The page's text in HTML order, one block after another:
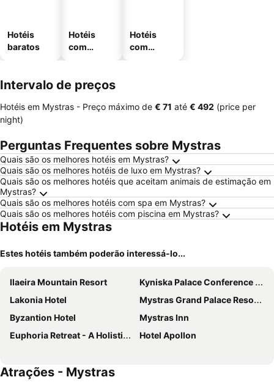
Hotéis
baratos
Hotéis
com
Hotéis
com
Intervalo de preços
Hotéis em Mystras - Preço máximo de ‎€ 71 até ‎€ 492 (price per
night)
Perguntas Frequentes sobre Mystras
Quais são os melhores hotéis em Mystras?
Quais são os melhores hotéis de luxo em Mystras?
Quais são os melhores hotéis que aceitam animais de estimação em
Mystras?
Quais são os melhores hotéis com spa em Mystras?
Quais são os melhores hotéis com piscina em Mystras?
Hotéis em Mystras
Estes hotéis também poderão interessá-lo...
Ilaeira Mountain Resort
Kyniska Palace Conference & Spa
Lakonia Hotel
Mystras Grand Palace Resort & Spa
Byzantion Hotel
Mystras Inn
Euphoria Retreat - A Holistic Wellbeing Destination Spa
Hotel Apollon
Atrações - Mystras